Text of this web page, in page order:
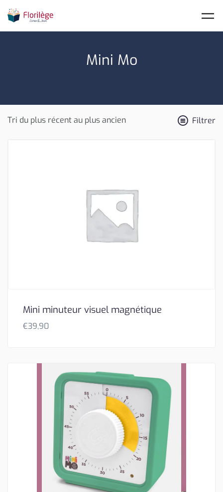
Mini Mo
Filtrer
Mini minuteur visuel magnétique
€39,90